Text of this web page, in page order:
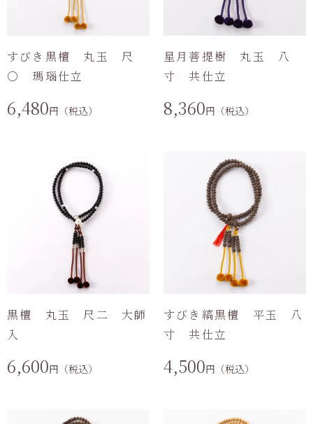
すびき黒檀 丸玉 尺
〇 瑪瑙仕立
6,480円（税込）
星月菩提樹 丸玉 八
寸 共仕立
8,360円（税込）
黒檀 丸玉 尺二 大師
入
6,600円（税込）
すびき縞黒檀 平玉 八
寸 共仕立
4,500円（税込）